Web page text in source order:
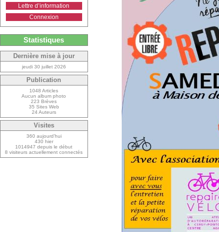
Lettre d’information
Connexion
Statistiques
Dernière mise à jour
jeudi 30 juillet 2026
Publication
1048 Articles
Aucun album photo
223 Brèves
35 Sites Web
24 Auteurs
Visites
360 aujourd’hui
430 hier
1014947 depuis le début
8 visiteurs actuellement connectés